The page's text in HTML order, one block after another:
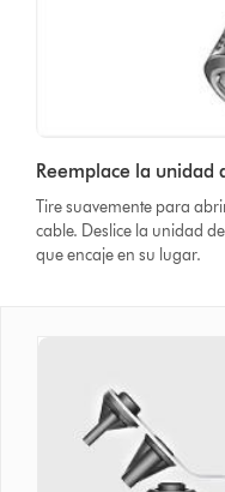
Reemplace la unidad
Tire suavemente para
cable. Deslice la unidad
que encaje en su lugar.